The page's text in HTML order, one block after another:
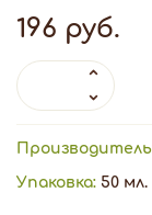
196 руб.
Упаковка: 50 мл.